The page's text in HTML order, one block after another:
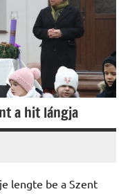
a hit lángja
lengte be a Szent